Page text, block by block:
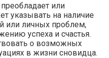
или
указывать на наличие
или личных проблем,
успеха и счастья.
о возможных
в жизни сновидца.